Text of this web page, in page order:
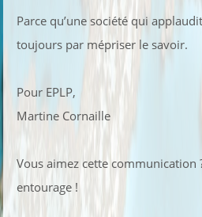
Parce qu’une société qui
toujours par mépriser le savoir.
Pour EPLP,
Martine Cornaille
Vous aimez cette communication
entourage !